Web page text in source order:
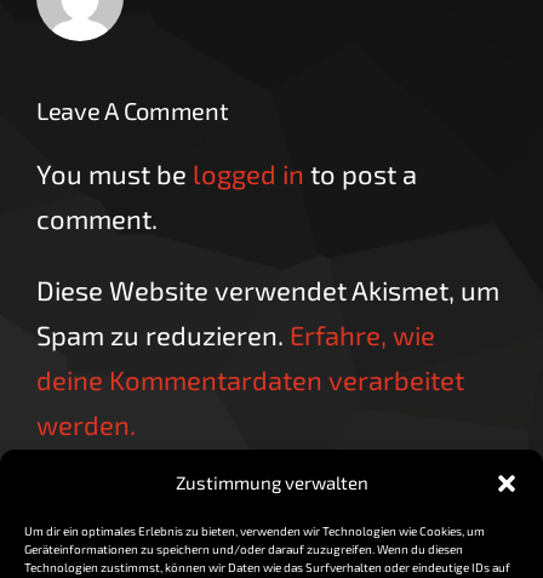
Zustimmung verwalten
Um dir ein optimales Erlebnis zu bieten, verwenden wir Technologien wie Cookies, um
Geräteinformationen zu speichern und/oder darauf zuzugreifen. Wenn du diesen
Technologien zustimmst, können wir Daten wie das Surfverhalten oder eindeutige IDs auf
Leave A Comment
You must be logged in to post a
comment.
Diese Website verwendet Akismet, um
Spam zu reduzieren. Erfahre, wie
deine Kommentardaten verarbeitet
werden.